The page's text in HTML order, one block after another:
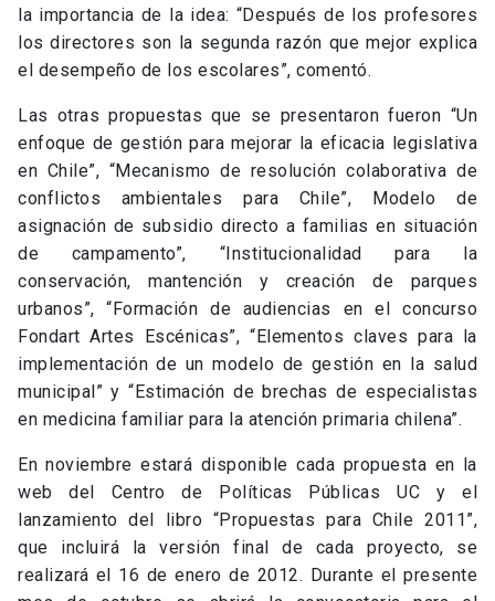
la importancia de la idea: “Después de los profesores
los directores son la segunda razón que mejor explica
el desempeño de los escolares”, comentó.
Las otras propuestas que se presentaron fueron “Un
enfoque de gestión para mejorar la eficacia legislativa
en Chile”, “Mecanismo de resolución colaborativa de
conflictos ambientales para Chile”, Modelo de
asignación de subsidio directo a familias en situación
de campamento”, “Institucionalidad para la
conservación, mantención y creación de parques
urbanos”, “Formación de audiencias en el concurso
Fondart Artes Escénicas”, “Elementos claves para la
implementación de un modelo de gestión en la salud
municipal” y “Estimación de brechas de especialistas
en medicina familiar para la atención primaria chilena”.
En noviembre estará disponible cada propuesta en la
web del Centro de Políticas Públicas UC y el
lanzamiento del libro “Propuestas para Chile 2011”,
que incluirá la versión final de cada proyecto, se
realizará el 16 de enero de 2012. Durante el presente